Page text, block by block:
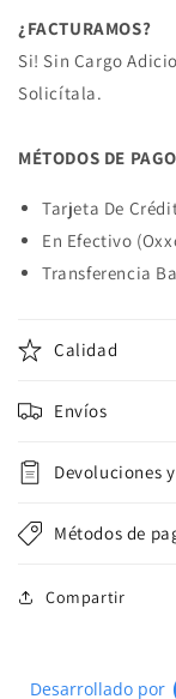
¿FACTURAMOS?
Si! Sin Cargo
Solicítala.
MÉTODOS DE
Tarjeta De
En Efectivo
Transferencia
Calidad
Envíos
Devoluciones
Métodos de
Compartir
Desarrollado por